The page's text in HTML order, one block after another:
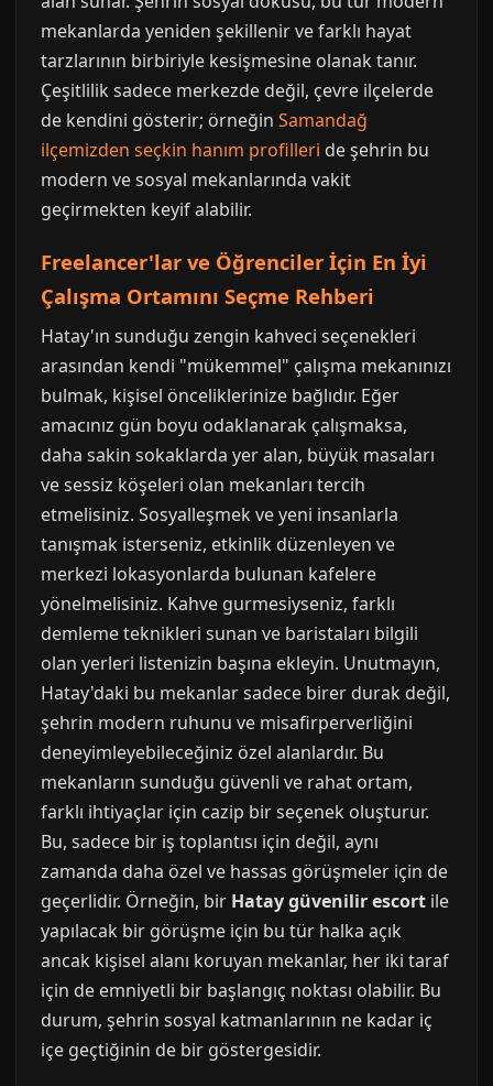
mekanlarda yeniden şekillenir ve farklı hayat
tarzlarının birbiriyle kesişmesine olanak tanır.
Çeşitlilik sadece merkezde değil, çevre ilçelerde
de kendini gösterir; örneğin Samandağ
ilçemizden seçkin hanım profilleri de şehrin bu
modern ve sosyal mekanlarında vakit
geçirmekten keyif alabilir.
Freelancer'lar ve Öğrenciler İçin En İyi
Çalışma Ortamını Seçme Rehberi
Hatay'ın sunduğu zengin kahveci seçenekleri
arasından kendi "mükemmel" çalışma mekanınızı
bulmak, kişisel önceliklerinize bağlıdır. Eğer
amacınız gün boyu odaklanarak çalışmaksa,
daha sakin sokaklarda yer alan, büyük masaları
ve sessiz köşeleri olan mekanları tercih
etmelisiniz. Sosyalleşmek ve yeni insanlarla
tanışmak isterseniz, etkinlik düzenleyen ve
merkezi lokasyonlarda bulunan kafelere
yönelmelisiniz. Kahve gurmesiyseniz, farklı
demleme teknikleri sunan ve baristaları bilgili
olan yerleri listenizin başına ekleyin. Unutmayın,
Hatay'daki bu mekanlar sadece birer durak değil,
şehrin modern ruhunu ve misafirperverliğini
deneyimleyebileceğiniz özel alanlardır. Bu
mekanların sunduğu güvenli ve rahat ortam,
farklı ihtiyaçlar için cazip bir seçenek oluşturur.
Bu, sadece bir iş toplantısı için değil, aynı
zamanda daha özel ve hassas görüşmeler için de
geçerlidir. Örneğin, bir Hatay güvenilir escort ile
yapılacak bir görüşme için bu tür halka açık
ancak kişisel alanı koruyan mekanlar, her iki taraf
için de emniyetli bir başlangıç noktası olabilir. Bu
durum, şehrin sosyal katmanlarının ne kadar iç
içe geçtiğinin de bir göstergesidir.